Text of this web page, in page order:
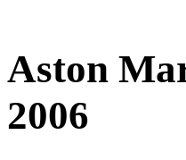
Aston
2006